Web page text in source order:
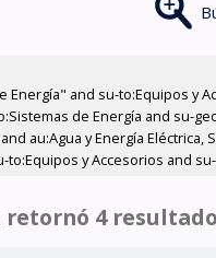
and su-to:Equipos y
de Energía and su-
au:Agua y Energía
y Accesorios and
retornó 4